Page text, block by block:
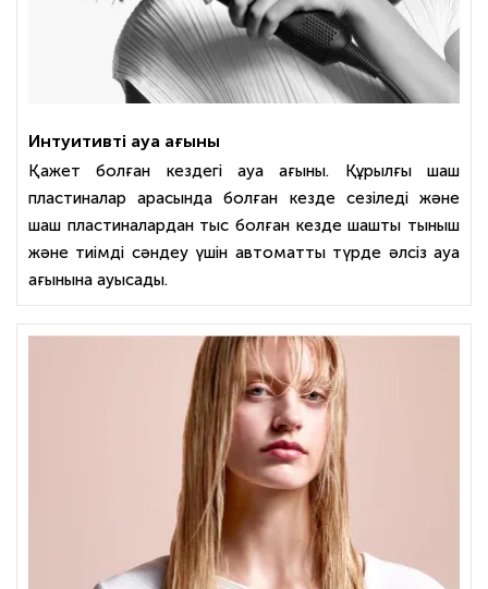
Интуитивті ауа ағыны
Қажет болған кездегі ауа ағыны. Құрылғы шаш
пластиналар арасында болған кезде сезіледі және
шаш пластиналардан тыс болған кезде шашты тыныш
және тиімді сәндеу үшін автоматты түрде әлсіз ауа
ағынына ауысады.